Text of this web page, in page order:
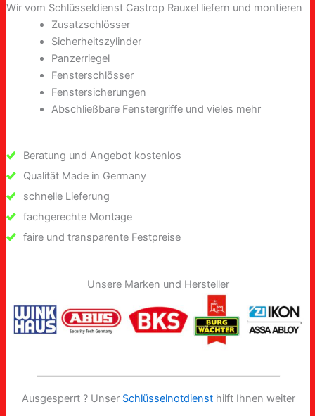
Wir vom Schlüsseldienst Castrop Rauxel liefern und montieren
Zusatzschlösser
Sicherheitszylinder
Panzerriegel
Fensterschlösser
Fenstersicherungen
Abschließbare Fenstergriffe und vieles mehr
Beratung und Angebot kostenlos
Qualität Made in Germany
schnelle Lieferung
fachgerechte Montage
faire und transparente Festpreise
Unsere Marken und Hersteller
Ausgesperrt ? Unser Schlüsselnotdiensthilft Ihnen weiter